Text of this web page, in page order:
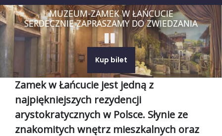
MUZEUM-ZAMEK W ŁAŃCUCIE
SERDECZNIE ZAPRASZAMY DO ZWIEDZANIA
Kup bilet
Zamek w Łańcucie jest jedną z
najpiękniejszych rezydencji
arystokratycznych w Polsce. Słynie ze
znakomitych wnętrz mieszkalnych oraz